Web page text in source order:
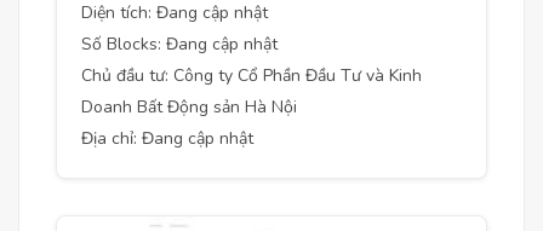
Diện tích: Đang cập nhật
Số Blocks: Đang cập nhật
Chủ đầu tư: Công ty Cổ Phần Đầu Tư và Kinh
Doanh Bất Động sản Hà Nội
Địa chỉ: Đang cập nhật